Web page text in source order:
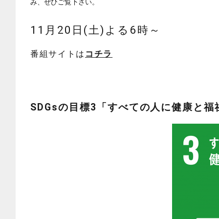
み、ぜひご覧下さい。
11月20日(土)よる6時～
番組サイトは コチラ
SDGsの目標3 「すべての人に健康と福